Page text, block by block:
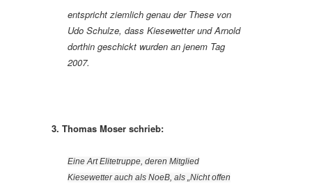
entspricht ziemlich genau der These von
Udo Schulze, dass Kiesewetter und Arnold
dorthin geschickt wurden an jenem Tag
2007.
3. Thomas Moser schrieb:
Eine Art Elitetruppe, deren Mitglied
Kiesewetter auch als NoeB, als „Nicht offen